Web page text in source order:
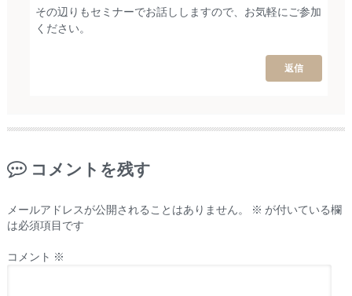
その辺りもセミナーでお話ししますので、お気軽にご参加
ください。
返信
コメントを残す
メールアドレスが公開されることはありません。 ※ が付いている欄
は必須項目です
コメント ※